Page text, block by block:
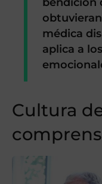
médica
aplica a
Cultura